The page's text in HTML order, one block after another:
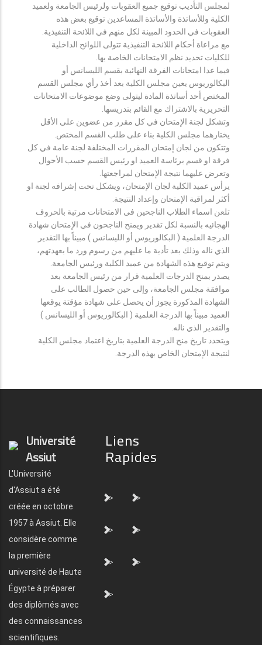
لمجلس التأديب توقيع جميع العقوبات ولرئيس الجامعة ولعميد
الكلية وللأساتذة والأساتذة المساعدين توقيع بعض هذه
العقوبات في الحدود المبينة لكل منهم في اللائحة التنفيذية.
مع مراعاة أحكام اللائحة التنفيذية تتولى اللوائح الداخلية
للكليات تحديد نظم الامتحانات الخاصة بها.
فيما عدا امتحانات الفرقة النهائية بقسم الليسانس أو
البكالوريوس يعين مجلس الكلية بعد أخذ رأي مجلس القسم
المختص أحد أساتذة المادة ليتولى وضع موضوعات الامتحانات
التحريرية بالاشتراك مع القائم بتدريسها.
وتشكل لجنة الإمتحان في كل مقرر من عضوين على الأقل
يختارهما مجلس الكلية بناء على طلب القسم المختص.
وتتكون من لجان إمتحان المقررات المختلفة لجنة عامة في كل
فرقة او قسم برئاسة العميد او رئيس القسم حسب الأحوال
وتعرض عليهما نتيجة الإمتحان لمراجعتها.
يرأس عميد الكلية لجان الإمتحان، ويشكل تحت إشرافه لجنة او
أكثر لمراقبة الإمتحان وإعداد النتيجة.
تلعن اسماء الطلاب الناجحين فى الامتحانات مرتبة بالحروف
الهجائيه بالنسبة لكل تقدير ويمنح الناجحون في الإمتحان شهادة
الدرجة العلمية ( البكالوريوس أو الليسانس ) مبيناً بها التقدير
الذي ناله وذلك بعد تأدية ما عليهم من رسوم ورد ما بعهدتهم،
ويتم توقيع هذه الشهادة من عميد الكلية ورئيس الجامعة.
يصدر بمنح الدرجات العلمية قرار من رئيس الجامعة بعد
موافقة مجلس الجامعة، وإلى حين حصول الطالب على
الشهادة المذكورة يجوز أن يحصل على شهادة مؤقتة يوقعها
العميد مبيناً بها الدرجة العلمية ( البكالوريوس أو الليسانس )
والتقدير الذي ناله.
ويتحدد تاريخ منح الدرجة العلمية بتاريخ اعتماد مجلس الكلية
لنتيجة الإمتحان الخاص بهذه الدرجة.
Université
Assiut
L'Université
d'Assiut a été
créée en octobre
1957 à Assiut. Elle
considère comme
la première
université de Haute
Égypte à préparer
des diplômés avec
des connaissances
scientifiques.
Liens
Rapides
"> ">
"> ">
"> ">
">